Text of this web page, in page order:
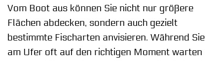
Vom Boot aus können Sie nicht nur größere
Flächen abdecken, sondern auch gezielt
bestimmte Fischarten anvisieren. Während Sie
am Ufer oft auf den richtigen Moment warten